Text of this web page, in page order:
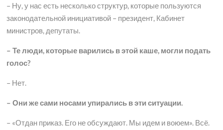
– Ну, у нас есть несколько структур, которые пользуются
законодательной инициативой – президент, Кабинет
министров, депутаты.
– Те люди, которые варились в этой каше, могли подать
голос?
– Нет.
– Они же сами носами упирались в эти ситуации.
– «Отдан приказ. Его не обсуждают. Мы идем и воюем». Всё.